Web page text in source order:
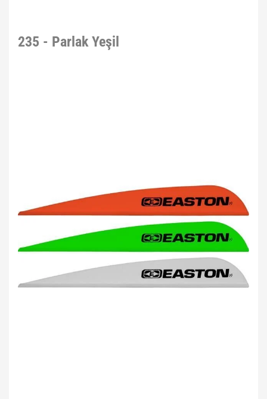
235 - Parlak Yeşil